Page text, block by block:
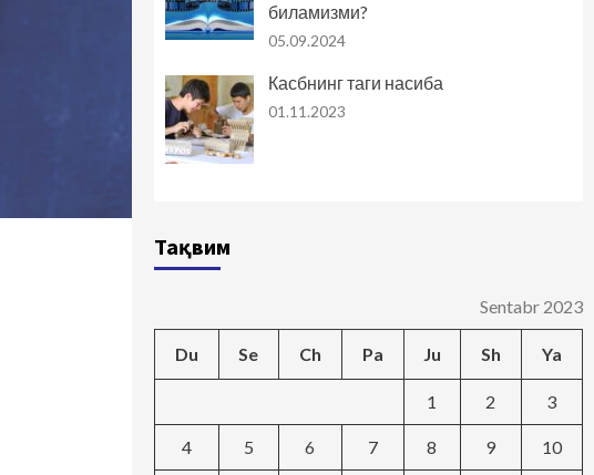
биламизми?
05.09.2024
Касбнинг таги насиба
01.11.2023
Тақвим
Sentabr 2023
Du Se Ch Pa Ju Sh Ya
1 2 3
4 5 6 7 8 9 10